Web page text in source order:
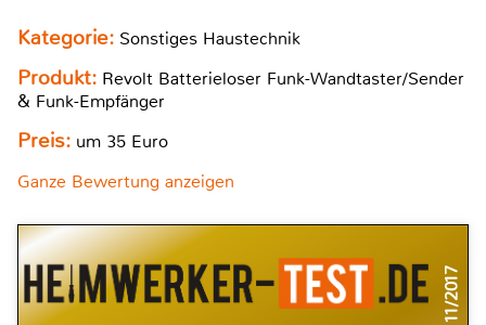
Kategorie: Sonstiges Haustechnik
Produkt: Revolt Batterieloser Funk-Wandtaster/Sender
& Funk-Empfänger
Preis: um 35 Euro
Ganze Bewertung anzeigen
11/2017